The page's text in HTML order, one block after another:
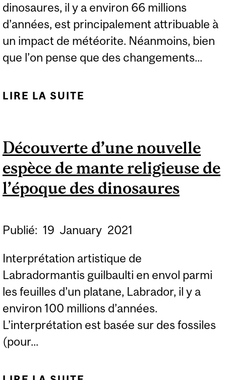
dinosaures, il y a environ 66 millions
d’années, est principalement attribuable à
un impact de météorite. Néanmoins, bien
que l’on pense que des changements...
LIRE LA SUITE
FORÊTS LUXURIANTES
Découverte d’une nouvelle
espèce de mante religieuse de
l’époque des dinosaures
Publié: 19 January 2021
Interprétation artistique de
Labradormantis guilbaulti en envol parmi
les feuilles d’un platane, Labrador, il y a
environ 100 millions d’années.
L’interprétation est basée sur des fossiles
(pour...